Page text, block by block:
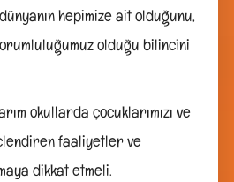
hepimize ait olduğunu,
olduğu bilincini
okullarda çocuklarımızı ve
faaliyetler ve
dikkat etmeli.